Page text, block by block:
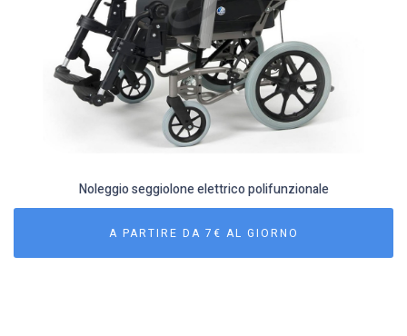
Noleggio seggiolone elettrico polifunzionale
A PARTIRE DA 7€ AL GIORNO